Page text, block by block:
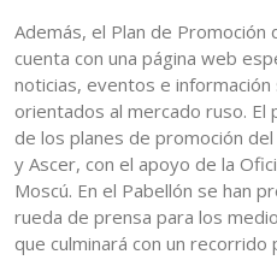
Además, el Plan de Promoción
cuenta con una página web
noticias, eventos e
orientados al mercado ruso. El
de los planes de promoción
y Ascer, con el apoyo de la
Moscú. En el Pabellón se han
rueda de prensa para los
que culminará con un recorrido